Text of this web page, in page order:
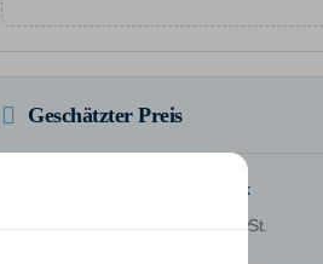
Geschätzter Preis
/Stück
HTVA Insgesamt 184,45 € inkl. MwSt.